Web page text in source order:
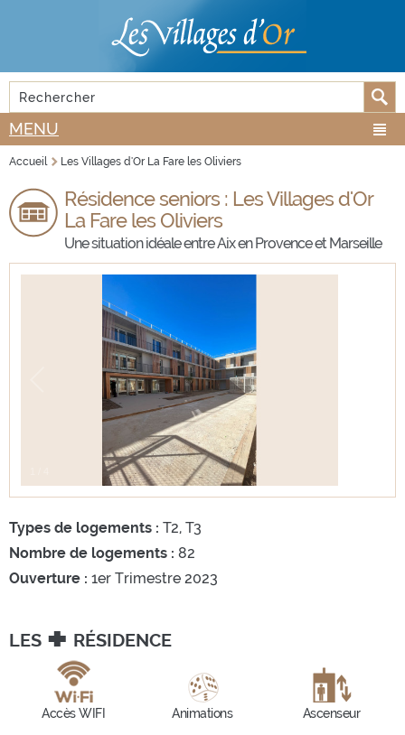
FORMULAIRE DE RECHERCHE
Rechercher
MENU
Accueil Les Villages d'Or La Fare les Oliviers
Résidence seniors : Les Villages d'Or
La Fare les Oliviers
Une situation idéale entre Aix en Provence et Marseille
Types de logements : T2, T3
Nombre de logements : 82
Ouverture : 1er Trimestre 2023
LES + RÉSIDENCE
Accès WIFI Animations Ascenseur